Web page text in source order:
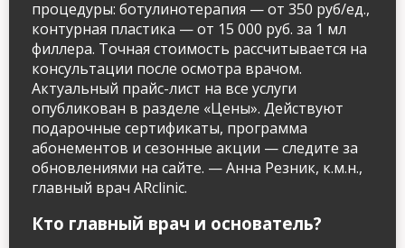
процедуры: ботулинотерапия — от 350 руб/ед.,
контурная пластика — от 15 000 руб. за 1 мл
филлера. Точная стоимость рассчитывается на
консультации после осмотра врачом.
Актуальный прайс-лист на все услуги
опубликован в разделе «Цены». Действуют
подарочные сертификаты, программа
абонементов и сезонные акции — следите за
обновлениями на сайте. — Анна Резник, к.м.н.,
главный врач ARclinic.
Кто главный врач и основатель?